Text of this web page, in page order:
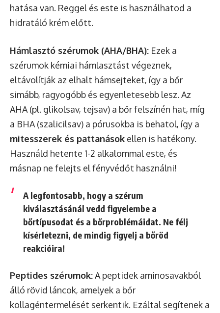
hatása van. Reggel és este is használhatod a
hidratáló krém előtt.
Hámlasztó szérumok (AHA/BHA): Ezek a
szérumok kémiai hámlasztást végeznek,
eltávolítják az elhalt hámsejteket, így a bőr
simább, ragyogóbb és egyenletesebb lesz. Az
AHA (pl. glikolsav, tejsav) a bőr felszínén hat, míg
a BHA (szalicilsav) a pórusokba is behatol, így a
mitesszerek és pattanások ellen is hatékony.
Használd hetente 1-2 alkalommal este, és
másnap ne felejts el fényvédőt használni!
A legfontosabb, hogy a szérum
kiválasztásánál vedd figyelembe a
bőrtípusodat és a bőrproblémáidat. Ne félj
kísérletezni, de mindig figyelj a bőröd
reakcióira!
Peptides szérumok:A peptidek aminosavakból
álló rövid láncok, amelyek a bőr
kollagéntermelését serkentik. Ezáltal segítenek a